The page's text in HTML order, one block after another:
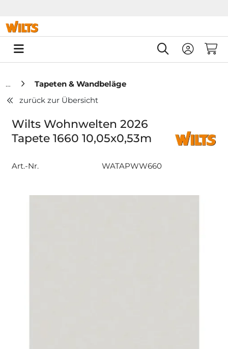
0
Tapeten & Wandbeläge
zurück zur Übersicht
Wilts Wohnwelten 2026
Tapete 1660 10,05x0,53m
Art.-Nr. WATAPWW660